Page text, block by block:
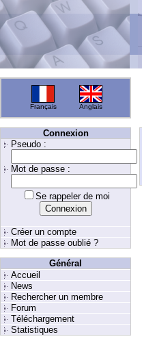
Français Anglais
Connexion
Pseudo :
Mot de passe :
Se rappeler de moi
Créer un compte
Mot de passe oublié ?
Général
Accueil
News
Rechercher un membre
Forum
Téléchargement
Statistiques